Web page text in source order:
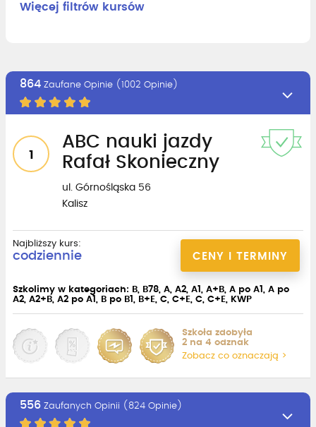
Więcej filtrów kursów
864 Zaufane Opinie (1002 Opinie)
1
ABC nauki jazdy
Rafał Skonieczny
ul. Górnośląska 56
Kalisz
CENY I TERMINY
Najbliższy kurs:
codziennie
Szkolimy w kategoriach: B, B78, A, A2, A1, A+B, A po A1, A po
A2, A2+B, A2 po A1, B po B1, B+E, C, C+E, C, C+E, KWP
Szkoła zdobyła
2 na 4 odznak
Zobacz co oznaczają >
556 Zaufanych Opinii (824 Opinie)